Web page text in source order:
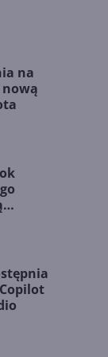
na
nową